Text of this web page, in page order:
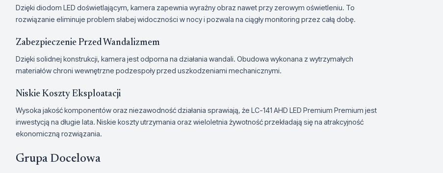
Dzięki diodom LED doświetlającym, kamera zapewnia wyraźny obraz nawet przy zerowym oświetleniu. To
rozwiązanie eliminuje problem słabej widoczności w nocy i pozwala na ciągły monitoring przez całą dobę.
Zabezpieczenie Przed Wandalizmem
Dzięki solidnej konstrukcji, kamera jest odporna na działania wandali. Obudowa wykonana z wytrzymałych
materiałów chroni wewnętrzne podzespoły przed uszkodzeniami mechanicznymi.
Niskie Koszty Eksploatacji
Wysoka jakość komponentów oraz niezawodność działania sprawiają, że LC-141 AHD LED Premium Premium jest
inwestycją na długie lata. Niskie koszty utrzymania oraz wieloletnia żywotność przekładają się na atrakcyjność
ekonomiczną rozwiązania.
Grupa Docelowa